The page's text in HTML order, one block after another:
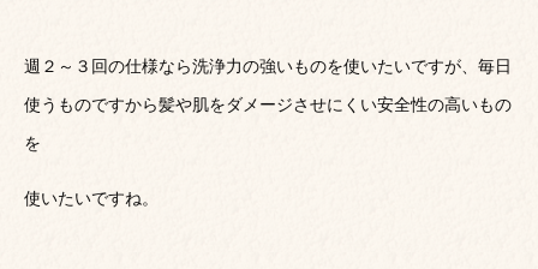
週２～３回の仕様なら洗浄力の強いものを使いたいですが、毎日
使うものですから髪や肌をダメージさせにくい安全性の高いもの
を
使いたいですね。